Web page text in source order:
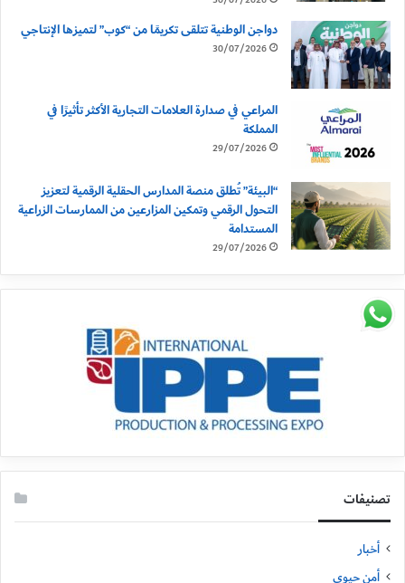
دواجن الوطنية تتلقى تكريمًا من “كوب” لتميزها الإنتاجي
30/07/2026
المراعي في صدارة العلامات التجارية الأكثر تأثيرًا في
المملكة
29/07/2026
“البيئة” تُطلق منصة المدارس الحقلية الرقمية لتعزيز
التحول الرقمي وتمكين المزارعين من الممارسات الزراعية
المستدامة
29/07/2026
تصنيفات
أخبار
أمن حيوي